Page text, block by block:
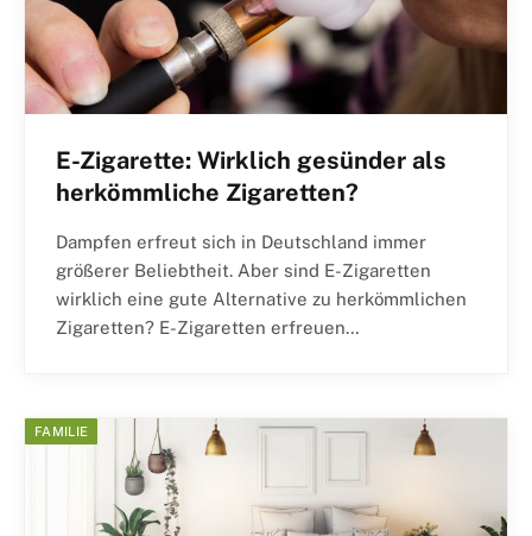
E-Zigarette: Wirklich gesünder als
herkömmliche Zigaretten?
Dampfen erfreut sich in Deutschland immer
größerer Beliebtheit. Aber sind E-Zigaretten
wirklich eine gute Alternative zu herkömmlichen
Zigaretten? E-Zigaretten erfreuen…
FAMILIE